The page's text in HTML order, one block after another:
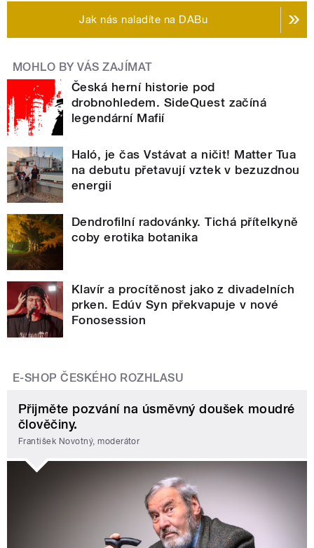
Jak nás naladíte na DABu
MOHLO BY VÁS ZAJÍMAT
Česká herní historie pod
drobnohledem. SideQuest začíná
legendární Mafií
Haló, je čas Vstávat a ničit! Matter Tua
na debutu přetavují vztek v bezuzdnou
energii
Dendrofilní radovánky. Tichá přítelkyně
coby erotika botanika
Klavír a procítěnost jako z divadelních
prken. Edúv Syn překvapuje v nové
Fonosession
E-SHOP ČESKÉHO ROZHLASU
Přijměte pozvání na úsměvný doušek moudré
člověčiny.
František Novotný, moderátor